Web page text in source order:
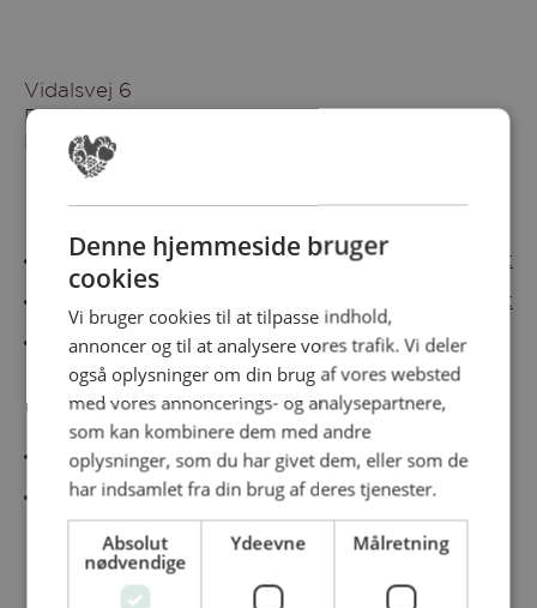
Vidalsvej 6
DK-9230 Svenstrup
Denmark
Besøg vores messesites
Cateringmesse Nord Cateringmesse Midt
Cateringmesse Øst
Cateringmesse Thy
Information
Cookiepolitk
Persondatapolitik
© Dansk Cater A/S - All rights reserved
Denne hjemmeside bruger
cookies
Vi bruger cookies til at tilpasse indhold,
annoncer og til at analysere vores trafik. Vi deler
også oplysninger om din brug af vores websted
med vores annoncerings- og analysepartnere,
som kan kombinere dem med andre
oplysninger, som du har givet dem, eller som de
har indsamlet fra din brug af deres tjenester.
Absolut
nødvendige
Ydeevne Målretning